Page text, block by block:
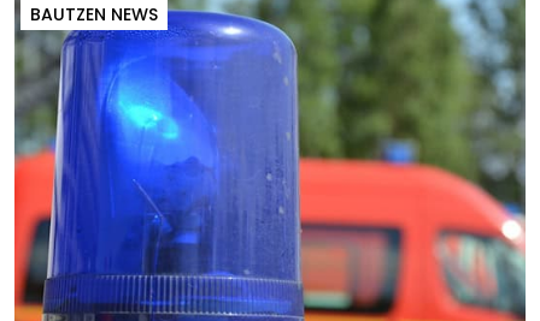
BAUTZEN NEWS